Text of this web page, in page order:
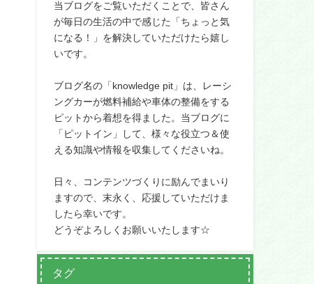
当ブログをご覧いただくことで、皆さん
が毎日の生活の中で感じた「ちょっと気
になる！」を解決していただけたら嬉し
いです。
ブログ名の「knowledge pit」は、レーシ
ングカーが燃料補給や車体の整備をする
ピットから着想を得ました。当ブログに
「ピットイン」して、様々な役立つ＆使
える知識や情報を収集してくださいね。
日々、コンテンツづくりに励んでまいり
ますので、末永く、応援していただけま
したら幸いです。
どうぞよろしくお願いいたします☆
タグ